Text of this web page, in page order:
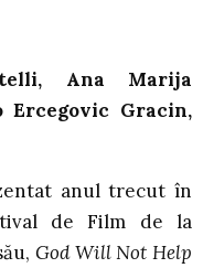
Ana Marija
Ercegovic Gracin,
anul trecut în
de Film de la
God Will Not Help